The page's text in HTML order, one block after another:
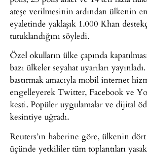
ateşe verilmesinin ardından ülkenin
eyaletinde yaklaşık 1.000 Khan
tutuklandığını söyledi.
Özel okulların ülke çapında
bazı ülkeler seyahat uyarıları
bastırmak amacıyla mobil internet
engelleyerek Twitter, Facebook ve
kesti. Popüler uygulamalar ve dijital
kesintiye uğradı.
Reuters’ın haberine göre, ülkenin
üçünde yetkililer tüm toplantıları